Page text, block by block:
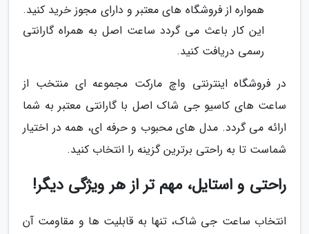
همواره از فروشگاه های معتبر و دارای مجوز خرید کنید.
این کار باعث می گردد ساعت اصل به همراه گارانتی
رسمی دریافت کنید.
در فروشگاه اینترنتی واچ مارکت مجموعه ای منتخب از
ساعت های کاسیو جی شاک اصل با گارانتی معتبر به شما
ارائه می گردد. مدل های محبوب و حرفه ای، همه در اختیار
شماست تا به راحتی برترین گزینه را انتخاب کنید.
راحتی و استایل، مهم تر از هر ویژگی دیگر!
انتخاب ساعت جی شاک، تنها به قابلیت ها و مقاومت آن